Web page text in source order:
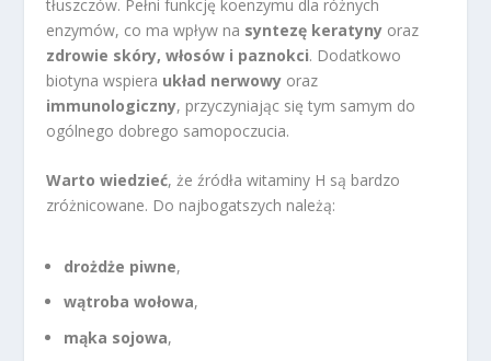
tłuszczów. Pełni funkcję koenzymu dla różnych
enzymów, co ma wpływ na syntezę keratyny oraz
zdrowie skóry, włosów i paznokci. Dodatkowo
biotyna wspiera układ nerwowy oraz
immunologiczny, przyczyniając się tym samym do
ogólnego dobrego samopoczucia.
Warto wiedzieć, że źródła witaminy H są bardzo
zróżnicowane. Do najbogatszych należą:
drożdże piwne,
wątroba wołowa,
mąka sojowa,